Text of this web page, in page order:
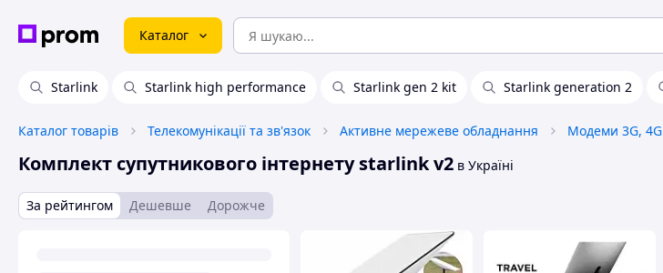
Каталог
Starlink Starlink high performance Starlink gen 2 kit Starlink generation 2
Каталог товарів Телекомунікації та зв'язок Активне мережеве обладнання Модеми 3G, 4G
Комплект супутникового інтернету starlink v2 в Україні
За рейтингом Дешевше Дорожче